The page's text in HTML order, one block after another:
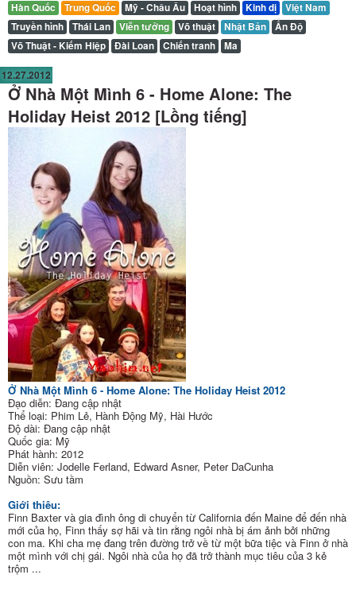
Hàn Quốc
Trung Quốc Mỹ - Châu Âu Hoạt hình Kinh dị
Việt Nam
Truyền hình
Thái Lan Viễn tưởng Võ thuật Nhật Bản
Ấn Độ
Võ Thuật - Kiếm Hiệp
Đài Loan Chiến tranh Ma
12.27.2012
Ở Nhà Một Mình 6 - Home Alone: The
Holiday Heist 2012 [Lồng tiếng]
Ở Nhà Một Mình 6 - Home Alone: The Holiday Heist 2012
Đạo diễn: Đang cập nhật
Thể loại: Phim Lẻ, Hành Động Mỹ, Hài Hước
Độ dài: Đang cập nhật
Quốc gia: Mỹ
Phát hành: 2012
Diễn viên: Jodelle Ferland, Edward Asner, Peter DaCunha
Nguồn: Sưu tầm
Giới thiêu:
Finn Baxter và gia đình ông di chuyển từ California đến Maine để đến nhà
mới của họ, Finn thấy sợ hãi và tin rằng ngôi nhà bị ám ảnh bởi những
con ma. Khi cha mẹ đang trên đường trở về từ một bữa tiệc và Finn ở nhà
một mình với chị gái. Ngôi nhà của họ đã trở thành mục tiêu của 3 kẻ
trộm ...